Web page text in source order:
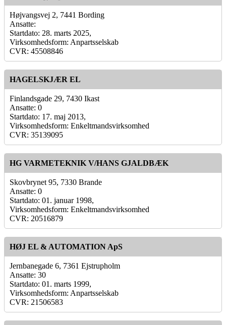
Højvangsvej 2, 7441 Bording
Ansatte:
Startdato: 28. marts 2025,
Virksomhedsform: Anpartsselskab
CVR: 45508846
HAGELSKJÆR EL
Finlandsgade 29, 7430 Ikast
Ansatte: 0
Startdato: 17. maj 2013,
Virksomhedsform: Enkeltmandsvirksomhed
CVR: 35139095
HG VARMETEKNIK V/HANS GJALDBÆK
Skovbrynet 95, 7330 Brande
Ansatte: 0
Startdato: 01. januar 1998,
Virksomhedsform: Enkeltmandsvirksomhed
CVR: 20516879
HØJ EL & AUTOMATION ApS
Jernbanegade 6, 7361 Ejstrupholm
Ansatte: 30
Startdato: 01. marts 1999,
Virksomhedsform: Anpartsselskab
CVR: 21506583